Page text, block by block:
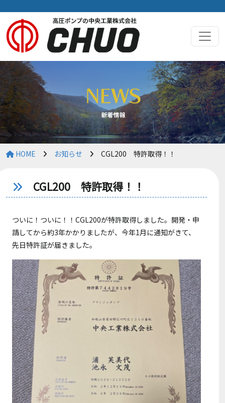
HOME お知らせ CGL200 特許取得！！
CGL200 特許取得！！
ついに！ついに！！CGL200が特許取得しました。開発・申
請してから約3年かかりましたが、今年1月に通知がきて、
先日特許証が届きました。